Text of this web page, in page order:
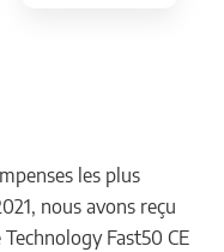
les plus
nous avons reçu
Fast50 CE